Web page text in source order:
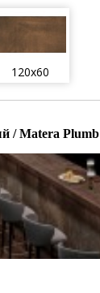
120x60
/ Matera Plumb